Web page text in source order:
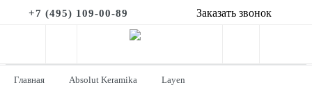
+7 (495) 109-00-89 Заказать звонок
Главная Absolut Keramika Layen